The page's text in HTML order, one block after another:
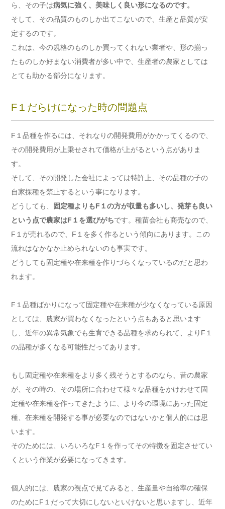
ら、その子は病気に強く、美味しく良い形になるのです。
そして、その品質のものしか出てこないので、生産と品質が安
定するのです。
これは、今の規格のものしか買ってくれない業者や、形の揃っ
たものしか好まない消費者が多い中で、生産者の農家としては
とても助かる部分になります。
F１だらけになった時の問題点
F１品種を作るには、それなりの開発費用がかかってくるので、
その開発費用が上乗せされて価格が上がるという点がありま
す。
そして、その開発した会社によっては特許上、その品種の子の
自家採種を禁止するという事になります。
どうしても、
固定種よりもF１の方が収量も多いし、発芽も良い
という点で農家はF１を選びがちです。種苗会社も商売なので、
F１が売れるので、F１を多く作るという傾向にあります。この
流れはなかなか止められないのも事実です。
どうしても固定種や在来種を作りづらくなっているのだと思わ
れます。
F１品種ばかりになって固定種や在来種が少なくなっている原因
としては、農家が買わなくなったという点もあると思います
し、近年の異常気象でも生育できる品種を求められて、よりF１
の品種が多くなる可能性だってあります。
もし固定種や在来種をより多く残そうとするのなら、昔の農家
が、その時の、その場所に合わせて様々な品種をかけわせて固
定種や在来種を作ってきたように、より今の環境にあった固定
種、在来種を開発する事が必要なのではないかと個人的には思
います。
そのためには、いろいろなF１を作ってその特徴を固定させてい
くという作業が必要になってきます。
個人的には、農家の視点で見てみると、生産量や自給率の確保
のためにF１だって大切にしないといけないと思いますし、近年